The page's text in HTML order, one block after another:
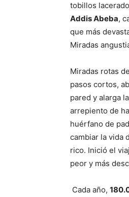
tobillos
AddisAbeba,
que más
Miradas
Miradas rotas
pasos cortos,
pared y alarga
arrepiento de
huérfano de
cambiar la vida
rico. Inició el
peor y más
Cada año,